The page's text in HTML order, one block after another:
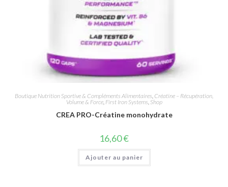
Boutique Nutrition Sportive & Compléments Alimentaires Créatine – Récupération,
Volume & Force, First Iron Systems Shop
CREA PRO-Créatine monohydrate
16,60€
Ajouter au panier